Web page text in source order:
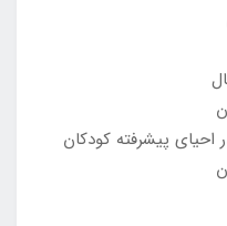
احیای پیشرفته کودکان